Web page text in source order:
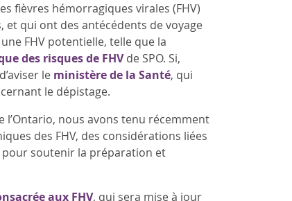
fièvres hémorragiques virales (FHV)
et qui ont des antécédents de voyage
FHV potentielle, telle que la
des risques de FHVde SPO. Si,
le ministère de la Santé, qui
le dépistage.
l’Ontario, nous avons tenu récemment
des FHV, des considérations liées
pour soutenir la préparation et
aux FHV, qui sera mise à jour